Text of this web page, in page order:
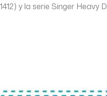
y la serie Singer Heavy